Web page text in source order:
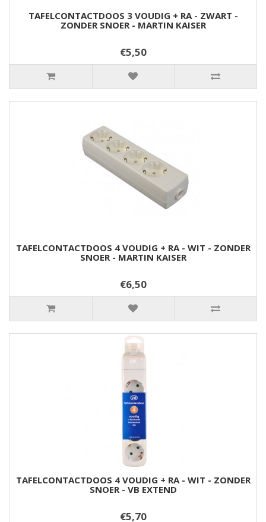
TAFELCONTACTDOOS 3 VOUDIG + RA - ZWART -
ZONDER SNOER - MARTIN KAISER
€5,50
TAFELCONTACTDOOS 4 VOUDIG + RA - WIT - ZONDER
SNOER - MARTIN KAISER
€6,50
TAFELCONTACTDOOS 4 VOUDIG + RA - WIT - ZONDER
SNOER - VB EXTEND
€5,70